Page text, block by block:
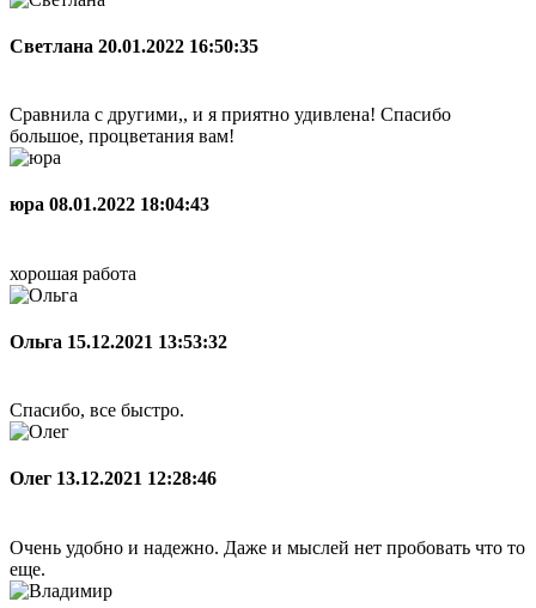
Светлана 20.01.2022 16:50:35
Сравнила с другими,, и я приятно удивлена! Спасибо
большое, процветания вам!
юра 08.01.2022 18:04:43
хорошая работа
Ольга 15.12.2021 13:53:32
Спасибо, все быстро.
Олег 13.12.2021 12:28:46
Очень удобно и надежно. Даже и мыслей нет пробовать что то
еще.